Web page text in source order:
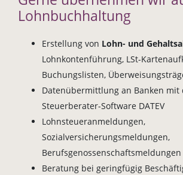
Lohnbuchhaltung
Erstellung von Lohn- und
Lohnkontenführung, LSt-
Buchungslisten,
Datenübermittlung an Banken mit
Steuerberater-Software DATEV
Lohnsteueranmeldungen,
Sozialversicherungsmeldungen,
Berufsgenossenschaftsmeldungen
Beratung bei geringfügig